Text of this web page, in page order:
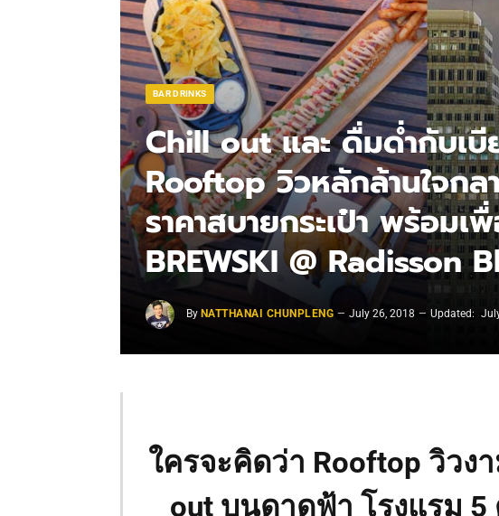
BAR DRINKS
Chill out และ ดื่มด่ำกับเ
Rooftop วิวหลักล้านใจก
ราคาสบายกระเป๋า พร้อม
BREWSKI @ Radisson
By NATTHANAI CHUNPLENG July 26, 2018 Updated:
ใครจะคิดว่า Rooftop วิวง
out บนดาดฟ้า โรงแรม